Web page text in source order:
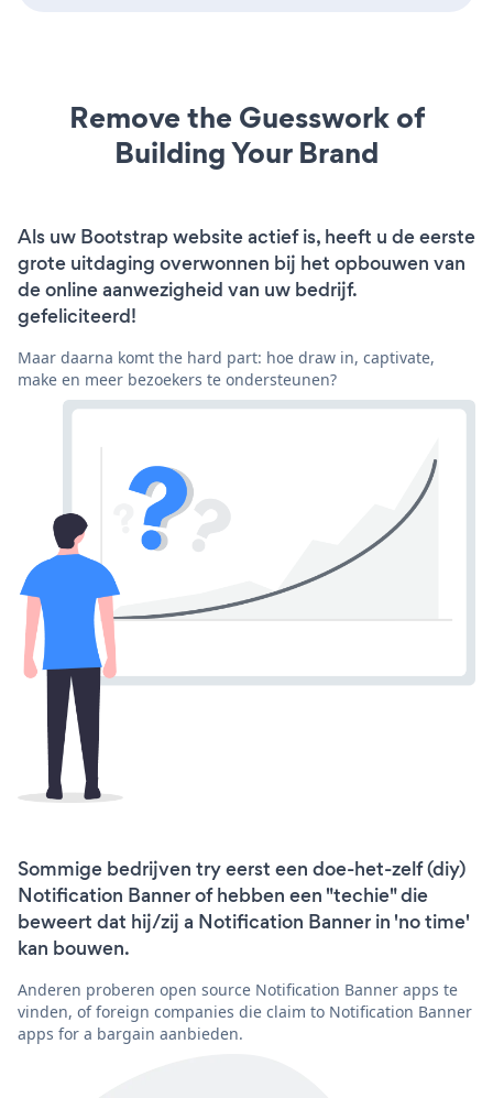
Remove the Guesswork of
Building Your Brand
Als uw Bootstrap website actief is, heeft u de eerste
grote uitdaging overwonnen bij het opbouwen van
de online aanwezigheid van uw bedrijf.
gefeliciteerd!
Maar daarna komt the hard part: hoe draw in, captivate,
make en meer bezoekers te ondersteunen?
Sommige bedrijven try eerst een doe-het-zelf (diy)
Notification Banner of hebben een "techie" die
beweert dat hij/zij a Notification Banner in 'no time'
kan bouwen.
Anderen proberen open source Notification Banner apps te
vinden, of foreign companies die claim to Notification Banner
apps for a bargain aanbieden.